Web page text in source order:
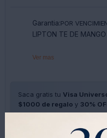
Garantia:POR
LIPTON TE DE
Ver mas
Saca gratis tu Visa
$1000 de regalo y 30%